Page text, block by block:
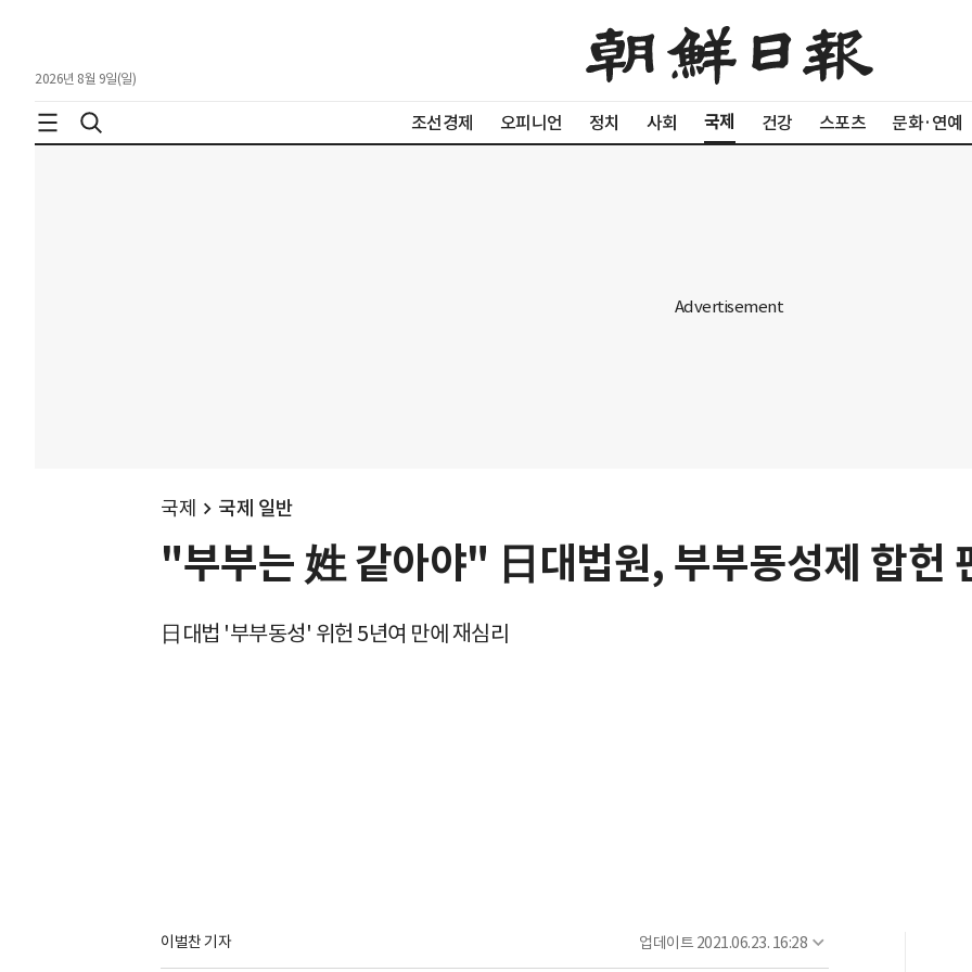
2026년 8월 9일(일)
조선경제 오피니언 정치 사회 국제 건강 스포츠 문화·연예
국제 국제 일반
"부부는 姓 같아야" 日대법원, 부부동성제 합헌
日대법 '부부동성' 위헌 5년여 만에 재심리
이벌찬 기자 업데이트 2021.06.23. 16:28